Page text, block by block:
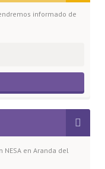
informado de
en Aranda del